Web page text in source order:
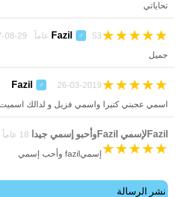
تحاياتي
Fazil ♂ 53 عاماً 29-08-2017 ★
★
★
★
★
جميل
Fazil ♂ 26-03-2019 ★
★
★
★
★
اسمي عجبني كتيرا واسمي فزيل و لدالك اسميت
Fazilلإسمي Fazilوأحبو إسمي جيدا
★
★
★
★
★إسميfazil وأحب إسمي
نشر الرسالة